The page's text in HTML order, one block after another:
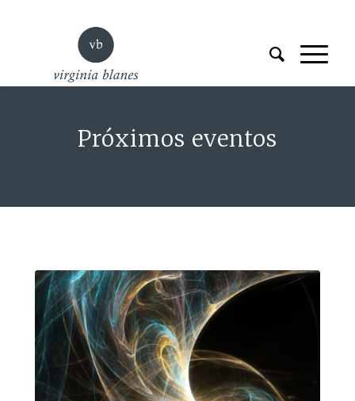
Próximos eventos